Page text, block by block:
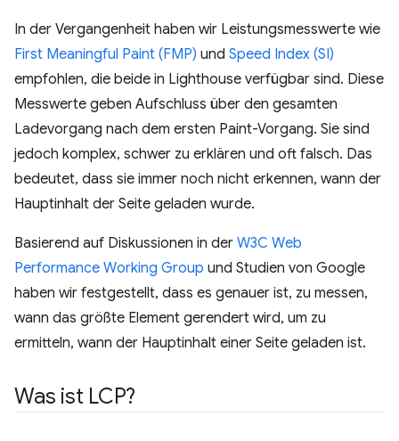
In der Vergangenheit haben wir Leistungsmesswerte wie
First Meaningful Paint (FMP) und Speed Index (SI)
empfohlen, die beide in Lighthouse verfügbar sind. Diese
Messwerte geben Aufschluss über den gesamten
Ladevorgang nach dem ersten Paint-Vorgang. Sie sind
jedoch komplex, schwer zu erklären und oft falsch. Das
bedeutet, dass sie immer noch nicht erkennen, wann der
Hauptinhalt der Seite geladen wurde.
Basierend auf Diskussionen in der W3C Web
Performance Working Group und Studien von Google
haben wir festgestellt, dass es genauer ist, zu messen,
wann das größte Element gerendert wird, um zu
ermitteln, wann der Hauptinhalt einer Seite geladen ist.
Was ist LCP?